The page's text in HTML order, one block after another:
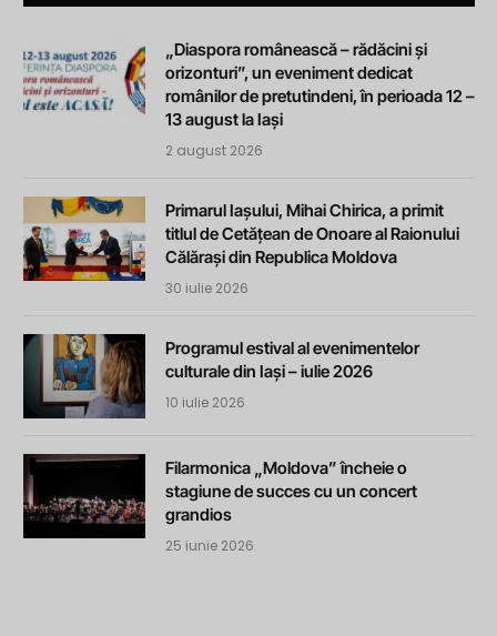
„Diaspora românească – rădăcini și
orizonturi”, un eveniment dedicat
românilor de pretutindeni, în perioada 12 –
13 august la Iași
2 august 2026
Primarul Iașului, Mihai Chirica, a primit
titlul de Cetățean de Onoare al Raionului
Călărași din Republica Moldova
30 iulie 2026
Programul estival al evenimentelor
culturale din Iași – iulie 2026
10 iulie 2026
Filarmonica „Moldova” încheie o
stagiune de succes cu un concert
grandios
25 iunie 2026